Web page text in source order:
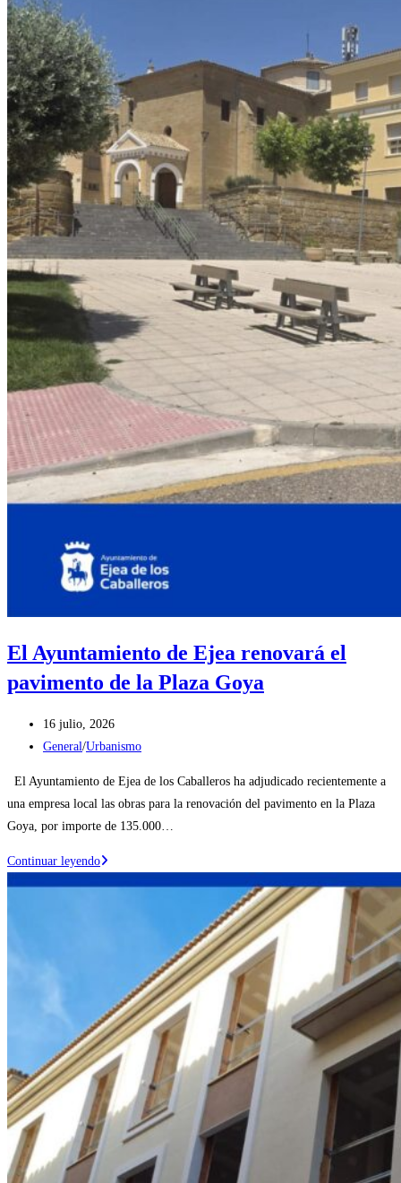
El Ayuntamiento de Ejea renovará el
pavimento de la Plaza Goya
Publicación
de
16 julio, 2026
Categoría
entrada:
General/Urbanismo
El Ayuntamiento de Ejea de los Caballeros ha adjudicado recientemente a
una empresa local las obras para la renovación del pavimento en la Plaza
Goya, por importe de 135.000…
Continuar leyendoEl
Ayuntamiento
pavimento
de
la
Plaza
Goya